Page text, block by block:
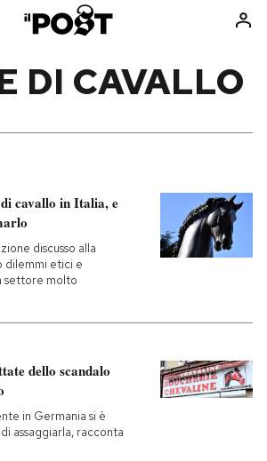
Consumismi
Ok Boomer!
Altrecose
DI CAVALLO
cavallo in Italia, e
discusso alla
dilemmi etici e
settore molto
dello scandalo
in Germania si è
assaggiarla, racconta